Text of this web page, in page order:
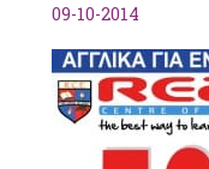
09-10-2014